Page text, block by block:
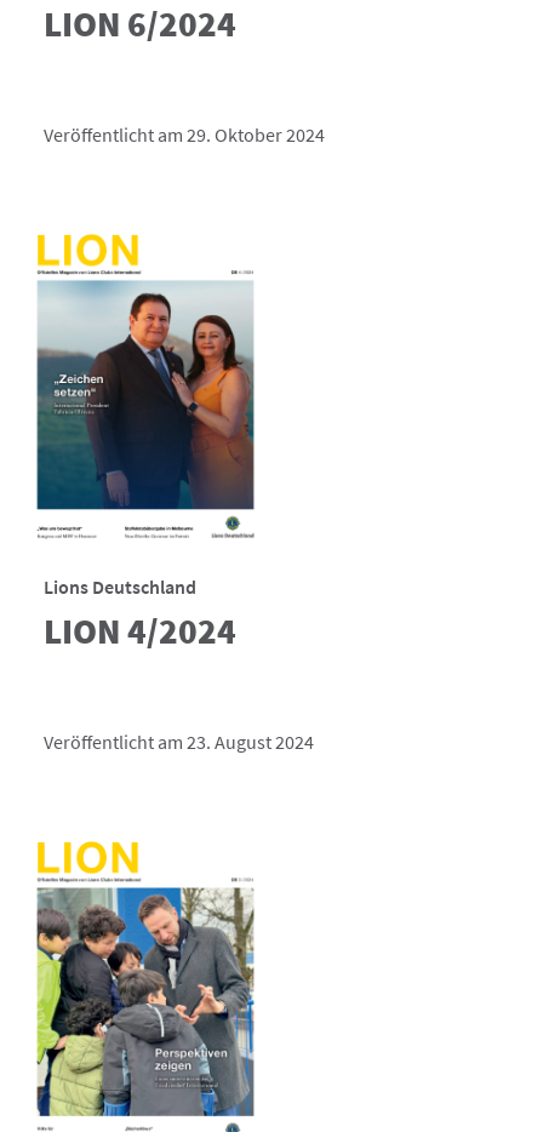
LION 6/2024
Veröffentlicht am 29. Oktober 2024
Lions Deutschland
LION 4/2024
Veröffentlicht am 23. August 2024